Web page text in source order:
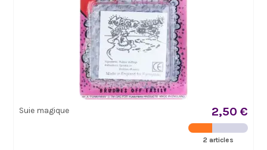
Suie magique 2,50 €
2 articles